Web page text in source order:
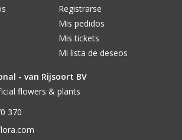
Registrarse
Mis pedidos
Mis tickets
Mi lista de deseos
- van Rijsoort BV
flowers & plants
370